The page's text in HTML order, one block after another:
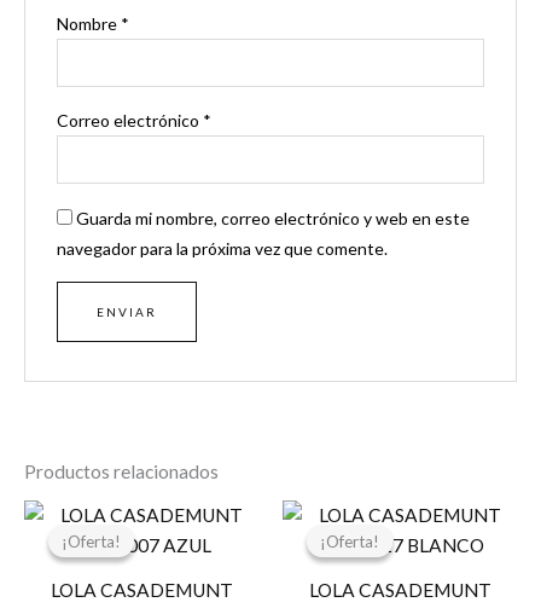
Nombre *
Correo electrónico *
Guarda mi nombre, correo electrónico y web en este
navegador para la próxima vez que comente.
Productos relacionados
¡Oferta!
¡Oferta!
LOLA CASADEMUNT
El
original
29,95 €.
El
actual
14,97 €.
¡Oferta!
¡Oferta!
LOLA CASADEMUNT
El
original
34,95 €.
El
actual
17,47 €.